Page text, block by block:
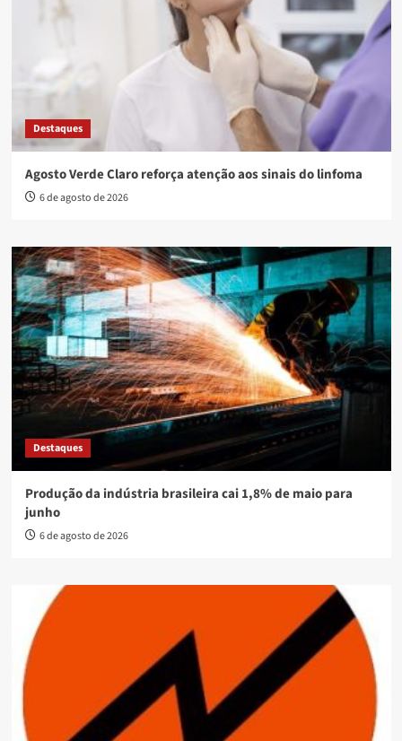
Destaques
Agosto Verde Claro reforça atenção aos sinais do linfoma
6 de agosto de 2026
Destaques
Produção da indústria brasileira cai 1,8% de maio para
junho
6 de agosto de 2026